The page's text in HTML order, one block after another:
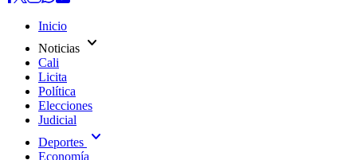
Inicio
Noticias expand_more
Cali
Licita
Política
Elecciones
Judicial
Deportes expand_more
Economía